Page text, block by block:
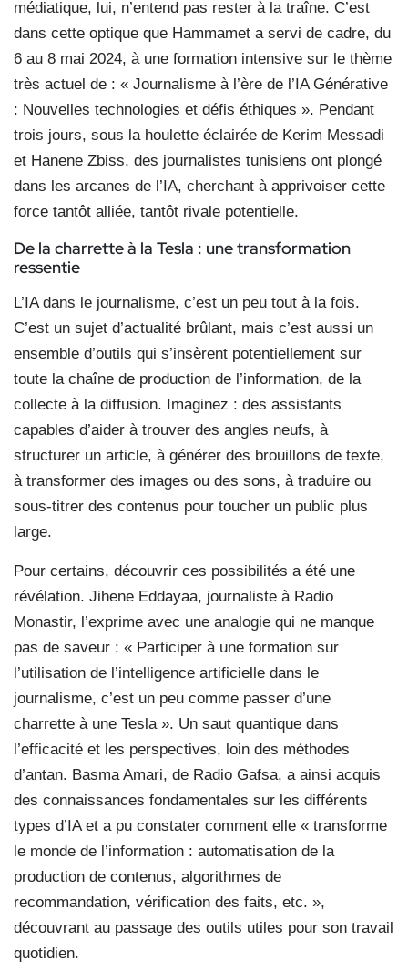
médiatique, lui, n’entend pas rester à la traîne. C’est
dans cette optique que Hammamet a servi de cadre, du
6 au 8 mai 2024, à une formation intensive sur le thème
très actuel de : « Journalisme à l’ère de l’IA Générative
: Nouvelles technologies et défis éthiques ». Pendant
trois jours, sous la houlette éclairée de Kerim Messadi
et Hanene Zbiss, des journalistes tunisiens ont plongé
dans les arcanes de l’IA, cherchant à apprivoiser cette
force tantôt alliée, tantôt rivale potentielle.
De la charrette à la Tesla : une transformation
ressentie
L’IA dans le journalisme, c’est un peu tout à la fois.
C’est un sujet d’actualité brûlant, mais c’est aussi un
ensemble d’outils qui s’insèrent potentiellement sur
toute la chaîne de production de l’information, de la
collecte à la diffusion. Imaginez : des assistants
capables d’aider à trouver des angles neufs, à
structurer un article, à générer des brouillons de texte,
à transformer des images ou des sons, à traduire ou
sous-titrer des contenus pour toucher un public plus
large.
Pour certains, découvrir ces possibilités a été une
révélation. Jihene Eddayaa, journaliste à Radio
Monastir, l’exprime avec une analogie qui ne manque
pas de saveur : « Participer à une formation sur
l’utilisation de l’intelligence artificielle dans le
journalisme, c’est un peu comme passer d’une
charrette à une Tesla ». Un saut quantique dans
l’efficacité et les perspectives, loin des méthodes
d’antan. Basma Amari, de Radio Gafsa, a ainsi acquis
des connaissances fondamentales sur les différents
types d’IA et a pu constater comment elle « transforme
le monde de l’information : automatisation de la
production de contenus, algorithmes de
recommandation, vérification des faits, etc. »,
découvrant au passage des outils utiles pour son travail
quotidien.